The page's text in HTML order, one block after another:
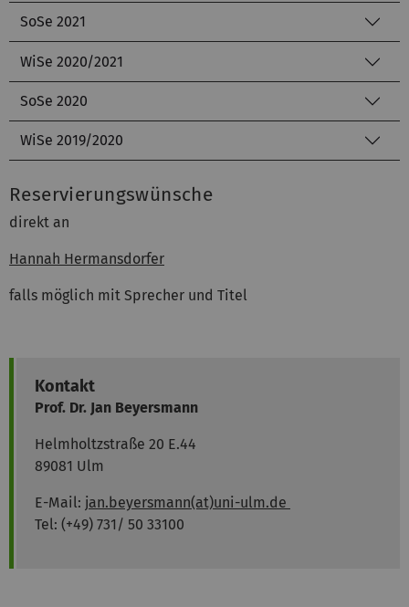
SoSe 2021
WiSe 2020/2021
SoSe 2020
WiSe 2019/2020
Reservierungswünsche
direkt an
Hannah Hermansdorfer
falls möglich mit Sprecher und Titel
Kontakt
Prof. Dr. Jan Beyersmann
Helmholtzstraße 20 E.44
89081 Ulm
E-Mail: jan.beyersmann(at)uni-ulm.de
Tel: (+49) 731/ 50 33100